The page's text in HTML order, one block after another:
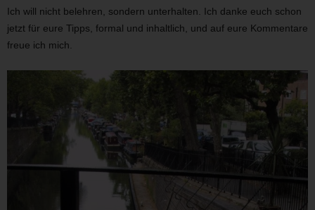
Ich will nicht belehren, sondern unterhalten. Ich danke euch schon
jetzt für eure Tipps, formal und inhaltlich, und auf eure Kommentare
freue ich mich.